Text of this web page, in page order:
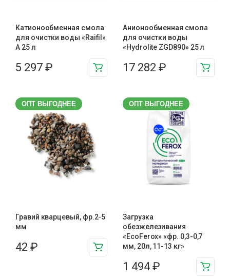
Катионообменная смола
для очистки воды «Raifil»
A 25 л
5 297 ₽
Анионообменная смола
для очистки воды
«Hydrolite ZGD890» 25 л
17 282 ₽
ОПТ ВЫГОДНЕЕ
Гравий кварцевый, фр.2-5
мм
42 ₽
ОПТ ВЫГОДНЕЕ
Загрузка
обезжелезивания
«EcoFerox» «фр. 0,3-0,7
мм, 20л, 11-13 кг»
1 494 ₽